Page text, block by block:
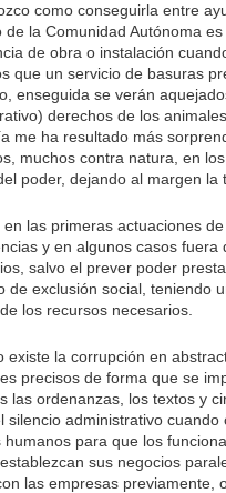
como conseguirla entre
de la Comunidad Autónoma
de obra o instalación
que un servicio de basuras
enseguida se verán
derechos de los
me ha resultado más
muchos contra natura, en
poder, dejando al margen
en las primeras actuaciones
y en algunos casos
salvo el prever poder
de exclusión social, teniendo
los recursos necesarios.
existe la corrupción en
precisos de forma que se
las ordenanzas, los textos y
silencio administrativo
humanos para que los
sus negocios
las empresas previamente,